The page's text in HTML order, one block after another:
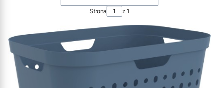
Strona z 1